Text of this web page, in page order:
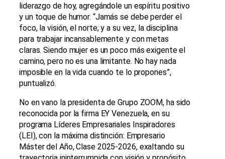
liderazgo de hoy, agregándole un espíritu positivo
y un toque de humor. “Jamás se debe perder el
foco, la visión, el norte; y a su vez, la disciplina
para trabajar incansablemente y con metas
claras. Siendo mujer es un poco más exigente el
camino, pero no es una limitante. No hay nada
imposible en la vida cuando te lo propones”,
puntualizó.
No en vano la presidenta de Grupo ZOOM, ha sido
reconocida por la firma EY Venezuela, en su
programa Líderes Empresariales Inspiradores
(LEI), con la máxima distinción: Empresario
Máster del Año, Clase 2025-2026, exaltando su